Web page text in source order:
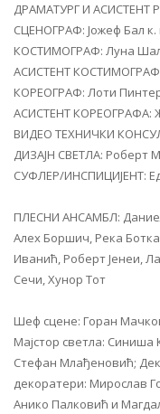
ДРАМАТУРГ И АСИСТЕНТ
СЦЕНОГРАФ: Јожеф Бал к.
КОСТИМОГРАФ: Луна
АСИСТЕНТ
КОРЕОГРАФ: Лоти Пинтер
АСИСТЕНТ КОРЕОГРАФА:
ВИДЕО ТЕХНИЧКИ
ДИЗАЈН СВЕТЛА: Роберт
СУФЛЕР/ИНСПИЦИЈЕНТ:
ПЛЕСНИ АНСАМБЛ:
Алеx Боршич, Река
Иванић, Роберт Јенеи,
Сечи, Хунор Тот
Шеф сцене: Горан
Мајстор светла: Синиша
Стефан Млађеновић;
декоратери: Мирослав
Анико Палковић и